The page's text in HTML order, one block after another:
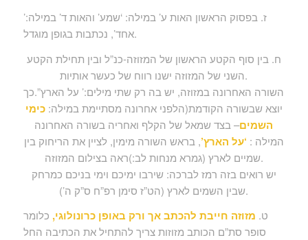
ז. בפסוק הראשון האות ע’ במילה: ‘שמע’ והאות ד’ במילה:’
אחד’, נכתבות בגופן מוגדל.
ח. בין סוף הקטע הראשון של המזוזה-כנ”ל ובין תחילת הקטע
השני של המזוזה ישנו רווח של כעשר אותיות.
השורה האחרונה במזוזה, יש בה רק שתי מילים:’ על הארץ”.כך
יוצא שבשורה הקודמת(הלפני אחרונה מסתיימת במילה:כימי
השמים– בצד שמאל של הקלף ואחריה בשורה האחרונה
המילה : ‘על הארץ’, בראש השורה מימין, לציין את הריחוק בין
שמיים לארץ (גמרא מנחות לב:)ראה בצילום המזוזה.
יש רואים בזה רמז לברכה: שירבו ימיכם וימי בניכם כמרחק
שבין השמים לארץ (הט”ז סימן רפ”ח ס”ק ה’).
ט. מזוזה חייבת להכתב אך ורק באופן כרונולוגי, כלומר
סופר סת”ם הכותב מזוזות צריך להתחיל את הכתיבה החל